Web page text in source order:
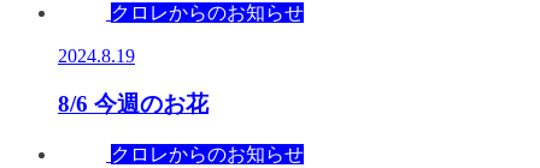
クロレからのお知らせ
2024.8.19
8/6 今週のお花
クロレからのお知らせ